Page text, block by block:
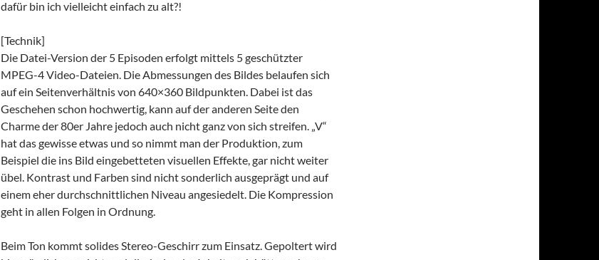
dafür bin ich vielleicht einfach zu alt?!
[Technik]
Die Datei-Version der 5 Episoden erfolgt mittels 5 geschützter
MPEG-4 Video-Dateien. Die Abmessungen des Bildes belaufen sich
auf ein Seitenverhältnis von 640×360 Bildpunkten. Dabei ist das
Geschehen schon hochwertig, kann auf der anderen Seite den
Charme der 80er Jahre jedoch auch nicht ganz von sich streifen. „V“
hat das gewisse etwas und so nimmt man der Produktion, zum
Beispiel die ins Bild eingebetteten visuellen Effekte, gar nicht weiter
übel. Kontrast und Farben sind nicht sonderlich ausgeprägt und auf
einem eher durchschnittlichen Niveau angesiedelt. Die Kompression
geht in allen Folgen in Ordnung.
Beim Ton kommt solides Stereo-Geschirr zum Einsatz. Gepoltert wird